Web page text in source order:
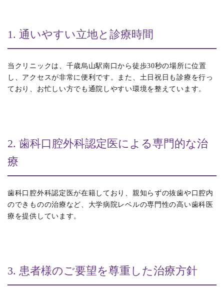
1. 通いやすい立地と診療時間
当クリニックは、千歳烏山駅南口から徒歩30秒の場所に位置
し、アクセスが非常に便利です。また、土日祝日も診療を行っ
ており、お忙しい方でも通院しやすい環境を整えています。
2. 歯科口腔外科認定医による専門的な治
療
歯科口腔外科認定医が在籍しており、親知らずの抜歯や口腔内
のできものの治療など、大学病院レベルの専門性の高い歯科医
療を提供しています。
3. 患者様のご要望を尊重した治療方針